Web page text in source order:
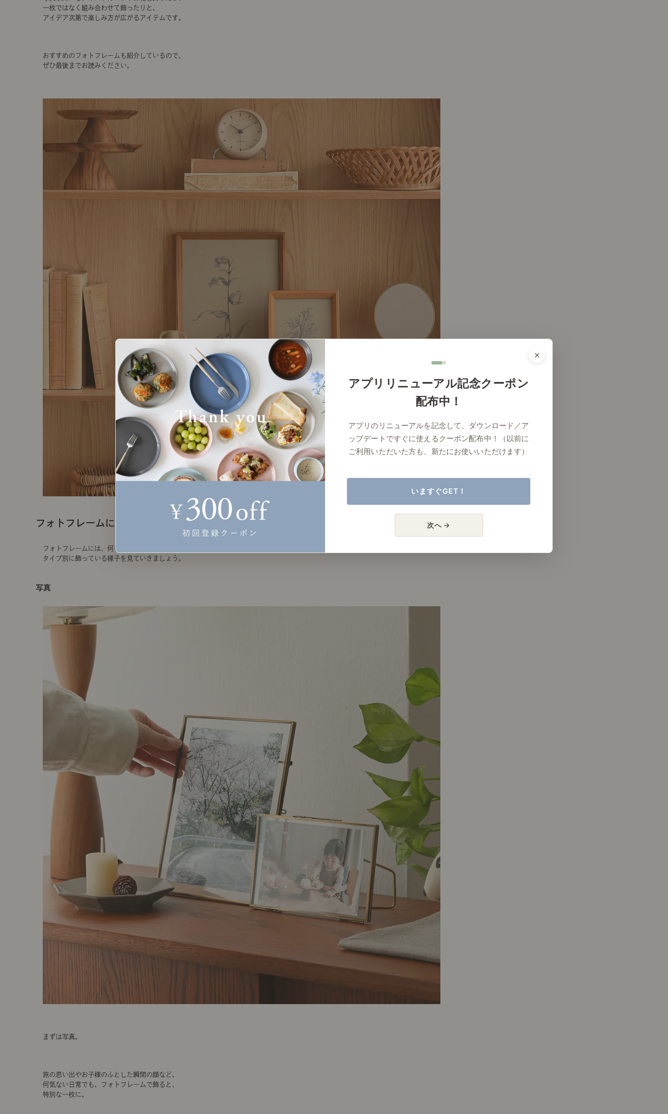
一枚ではなく組み合わせて飾ったりと、
アイデア次第で楽しみ方が広がるアイテムです。
おすすめのフォトフレームも紹介しているので、
ぜひ最後までお読みください。
フォトフレームに何を飾る？
フォトフレームには、何を飾るのが良いのでしょうか？
タイプ別に飾っている様子を見ていきましょう。
写真
まずは写真。
旅の思い出やお子様のふとした瞬間の顔など、
何気ない日常でも、フォトフレームで飾ると、
特別な一枚に。
×
アプリリニューアル記念クーポン
配布中！
アプリのリニューアルを記念して、ダウンロード／ア
ップデートですぐに使えるクーポン配布中！（以前に
ご利用いただいた方も、新たにお使いいただけます）
いますぐGET！
次へ →